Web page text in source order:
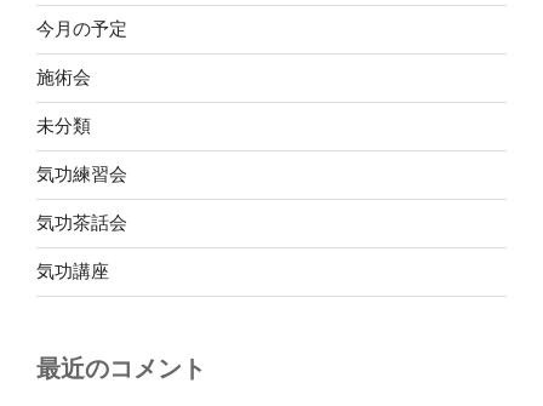
今月の予定
施術会
未分類
気功練習会
気功茶話会
気功講座
最近のコメント